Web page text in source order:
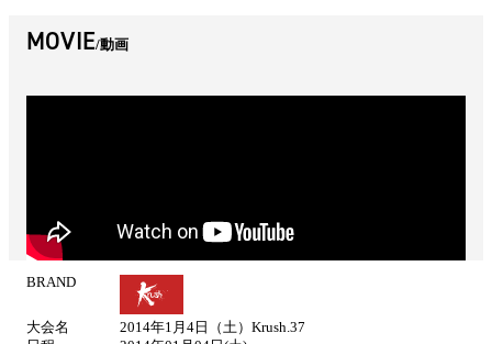
MOVIE 動画
BRAND
大会名
2014年1月4日（土）Krush.37